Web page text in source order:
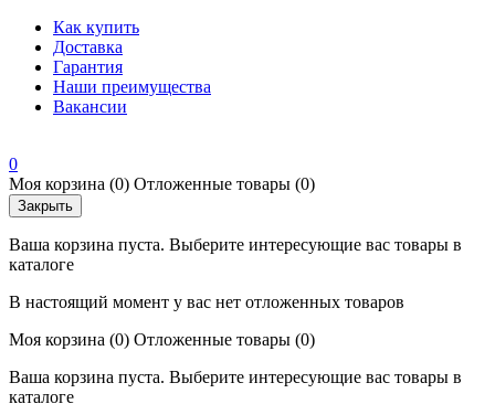
Как купить
Доставка
Гарантия
Наши преимущества
Вакансии
0
Моя корзина (0) Отложенные товары (0)
Закрыть
Ваша корзина пуста. Выберите интересующие вас товары в
каталоге
В настоящий момент у вас нет отложенных товаров
Моя корзина (0) Отложенные товары (0)
Ваша корзина пуста. Выберите интересующие вас товары в
каталоге